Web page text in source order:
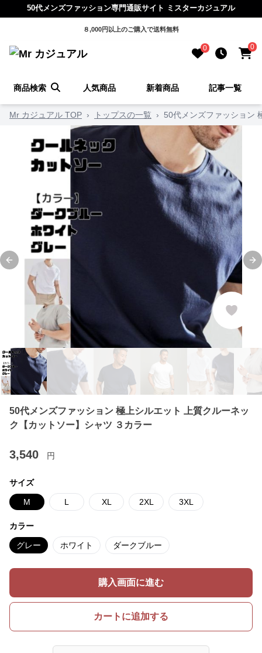
50代メンズファッション専門通販サイト ミスターカジュアル
８,000円以上のご購入で送料無料
0 0
商品検索 人気商品 新着商品 記事一覧
Mr カジュアル TOP › トップスの一覧 › 50代メンズファッション
Previous slide
50代メンズファッション 極上シルエット 上質クルーネッ
ク【カットソー】シャツ ３カラー
3,540 円
サイズ
M L XL 2XL 3XL
カラー
グレー ホワイト ダークブルー
購入画面に進む
カートに追加する